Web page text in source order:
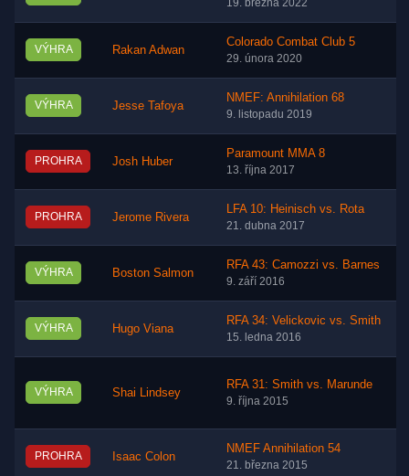
19. března 2022
VÝHRA Rakan Adwan
Colorado Combat Club 5
29. února 2020
VÝHRA Jesse Tafoya
NMEF: Annihilation 68
9. listopadu 2019
PROHRA Josh Huber
Paramount MMA 8
13. října 2017
PROHRA Jerome Rivera
LFA 10: Heinisch vs. Rota
21. dubna 2017
VÝHRA Boston Salmon
RFA 43: Camozzi vs. Barnes
9. září 2016
VÝHRA Hugo Viana
RFA 34: Velickovic vs. Smith
15. ledna 2016
VÝHRA Shai Lindsey
RFA 31: Smith vs. Marunde
9. října 2015
PROHRA Isaac Colon
NMEF Annihilation 54
21. března 2015